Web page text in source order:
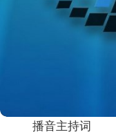
播音主持词